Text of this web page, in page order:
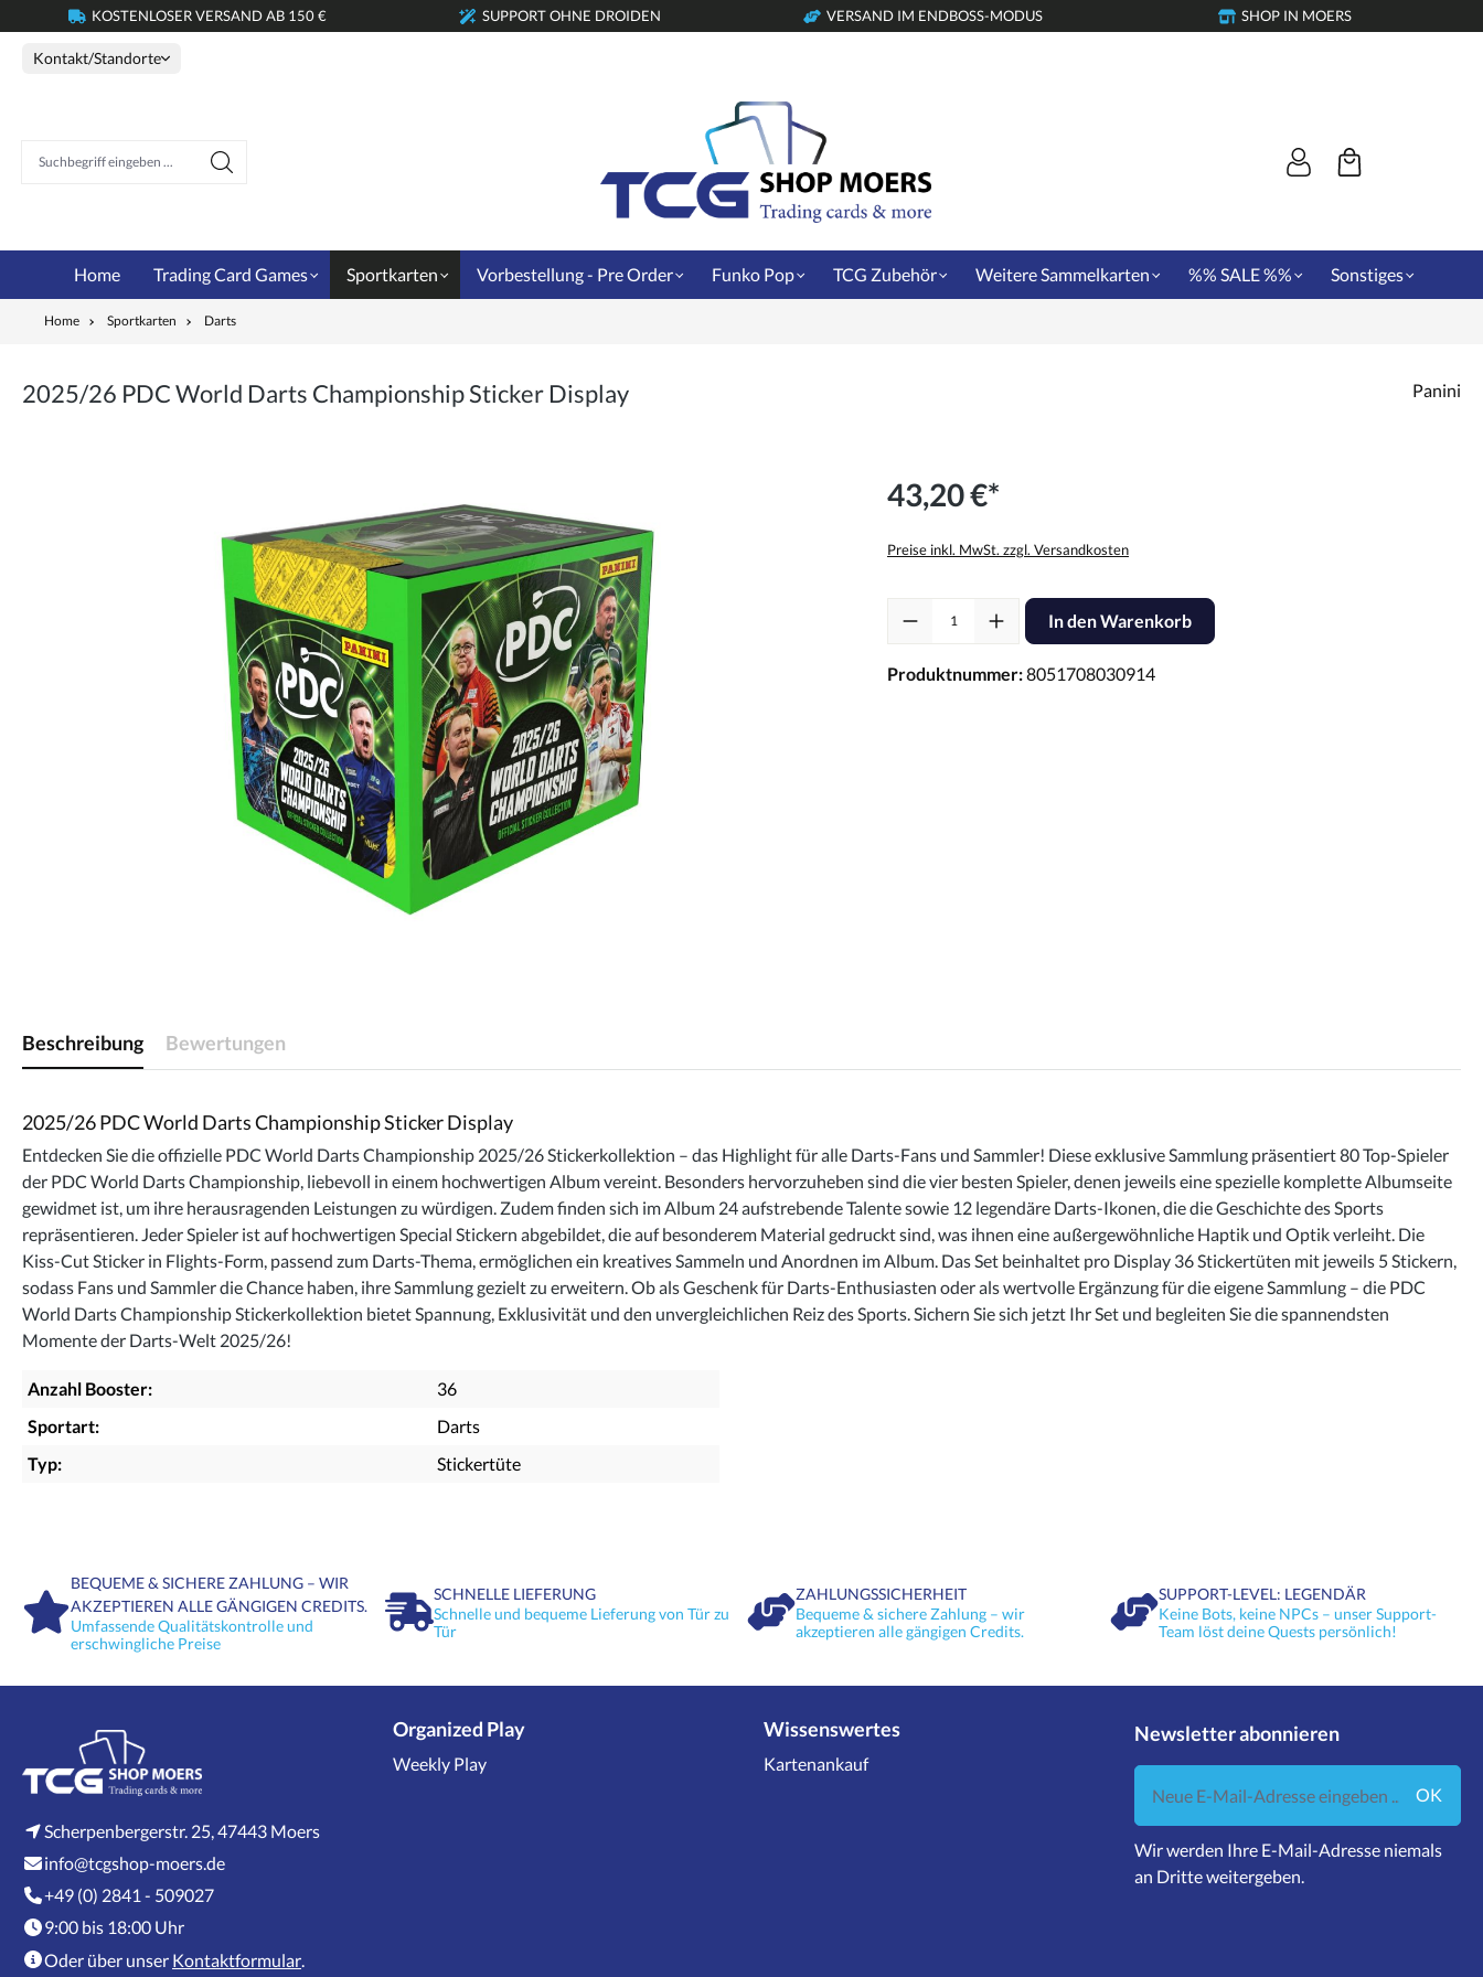
Zur Hauptnavigation springen
KOSTENLOSER VERSAND AB 150 € SUPPORT OHNE DROIDEN VERSAND IM ENDBOSS-MODUS SHOP IN MOERS
Kontakt/Standorte
Home Trading Card Games Sportkarten Vorbestellung - Pre Order Funko Pop TCG Zubehör Weitere Sammelkarten %% SALE %% Sonstiges
Home Sportkarten Darts
2025/26 PDC World Darts Championship Sticker Display Panini
43,20 €*
Preise inkl. MwSt. zzgl. Versandkosten
Produkt Anzahl: Gib den gewünschten Wert ein oder benutze die Schaltflächen
In den Warenkorb
Produktnummer:8051708030914
Beschreibung Bewertungen
2025/26 PDC World Darts Championship Sticker Display
Entdecken Sie die offizielle PDC World Darts Championship 2025/26 Stickerkollektion – das Highlight für alle Darts-Fans und Sammler! Diese exklusive Sammlung präsentiert 80 Top-Spieler
der PDC World Darts Championship, liebevoll in einem hochwertigen Album vereint. Besonders hervorzuheben sind die vier besten Spieler, denen jeweils eine spezielle komplette Albumseite
gewidmet ist, um ihre herausragenden Leistungen zu würdigen. Zudem finden sich im Album 24 aufstrebende Talente sowie 12 legendäre Darts-Ikonen, die die Geschichte des Sports
repräsentieren. Jeder Spieler ist auf hochwertigen Special Stickern abgebildet, die auf besonderem Material gedruckt sind, was ihnen eine außergewöhnliche Haptik und Optik verleiht. Die
Kiss-Cut Sticker in Flights-Form, passend zum Darts-Thema, ermöglichen ein kreatives Sammeln und Anordnen im Album. Das Set beinhaltet pro Display 36 Stickertüten mit jeweils 5 Stickern,
sodass Fans und Sammler die Chance haben, ihre Sammlung gezielt zu erweitern. Ob als Geschenk für Darts-Enthusiasten oder als wertvolle Ergänzung für die eigene Sammlung – die PDC
World Darts Championship Stickerkollektion bietet Spannung, Exklusivität und den unvergleichlichen Reiz des Sports. Sichern Sie sich jetzt Ihr Set und begleiten Sie die spannendsten
Momente der Darts-Welt 2025/26!
Anzahl Booster:
36
Sportart:
Darts
Typ:
Stickertüte
BEQUEME & SICHERE ZAHLUNG – WIR
AKZEPTIEREN ALLE GÄNGIGEN CREDITS.
Umfassende Qualitätskontrolle und
erschwingliche Preise
SCHNELLE LIEFERUNG
Schnelle und bequeme Lieferung von Tür zu
Tür
ZAHLUNGSSICHERHEIT
Bequeme & sichere Zahlung – wir
akzeptieren alle gängigen Credits.
SUPPORT-LEVEL: LEGENDÄR
Keine Bots, keine NPCs – unser Support-
Team löst deine Quests persönlich!
Scherpenbergerstr. 25, 47443 Moers
info@tcgshop-moers.de
+49 (0) 2841 - 509027
9:00 bis 18:00 Uhr
Oder über unser Kontaktformular
Organized Play
Weekly Play
Wissenswertes
Kartenankauf
Newsletter abonnieren
Neue E-Mail-Adresse eingeben ...
OK
Wir werden Ihre E-Mail-Adresse niemals
an Dritte weitergeben.